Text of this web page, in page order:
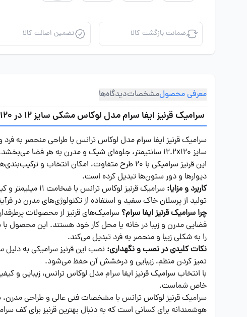
ضمانت بازگشت کالا تضمین اصالت کالا
معرفی محصولمشخصاتدیدگاه‌ها
سرامیک قرنیز ایفا سرام مدل لوکاس مشکی سایز 12 در 120
سرامیک قرنیز ایفا سرام مدل لوکاس ترانس با طراحی منحصر به
سایز 12.2x120 سانتیمتر، جلوه‌ای شیک و مدرن به هر فضا می‌بخشد.
این قرنیز سرامیکی با 20 طرح متفاوت، امکان
دیوارها و دور ستون‌ها تبدیل کرده است.
کاربرد و مزایا:
سرامیک قرنیز
تولید از پرسلان خاک سفید و استفاده از تکنولوژی‌های مدرن در
چرا سرامیک قرنیز ایفا سرام؟ سرامیک‌های قرنیز از محصولات
فضایی مدرن و زیبا در خانه یا محل کار خود هستند. این محصول
را به شکلی زیبا و منحصر به فرد تبدیل می‌کند.
نکات کلیدی در نصب و نگهداری: نصب این قرنیز سرامیکی به دلیل
تمیز کردن منظم، زیبایی و درخشش آن حفظ می‌شود.
با انتخاب سرامیک قرنیز ایفا سرام مدل لوکاس ترانس، زیبایی و
خاص شماست.
سرامیک قرنیز لوکاس ترانس با مشخصات فنی عالی و طراحی مدرن،
هوشمندانه برای کسانی است که به دنبال بهترین قرنیز برای کف